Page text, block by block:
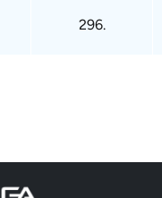
296.